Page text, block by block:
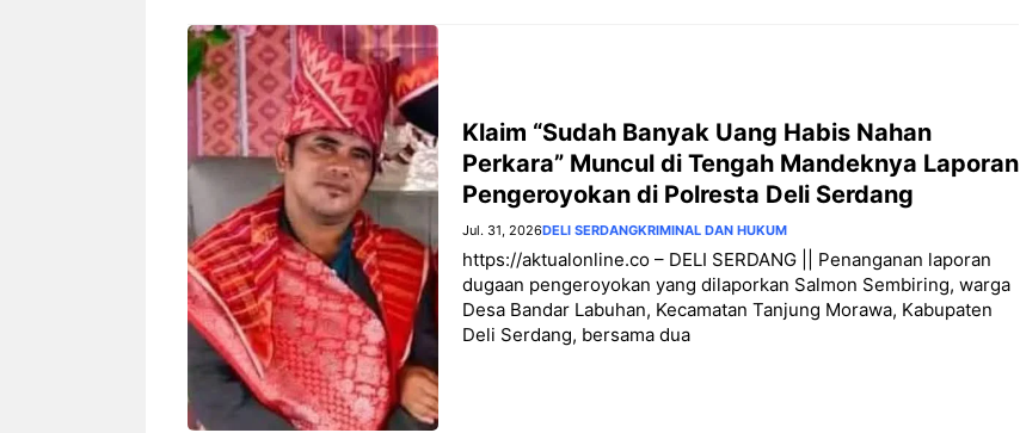
Klaim “Sudah Banyak Uang Habis Nahan
Perkara” Muncul di Tengah Mandeknya Laporan
Pengeroyokan di Polresta Deli Serdang
Jul. 31, 2026DELI SERDANGKRIMINAL DAN HUKUM
https://aktualonline.co – DELI SERDANG || Penanganan laporan
dugaan pengeroyokan yang dilaporkan Salmon Sembiring, warga
Desa Bandar Labuhan, Kecamatan Tanjung Morawa, Kabupaten
Deli Serdang, bersama dua